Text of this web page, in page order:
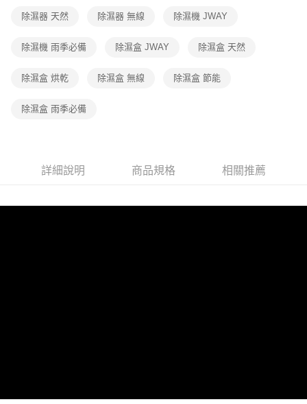
除濕器 天然 除濕器 無線 除濕機 JWAY
除濕機 雨季必備 除濕盒 JWAY 除濕盒 天然
除濕盒 烘乾 除濕盒 無線 除濕盒 節能
除濕盒 雨季必備
詳細說明 商品規格 相關推薦